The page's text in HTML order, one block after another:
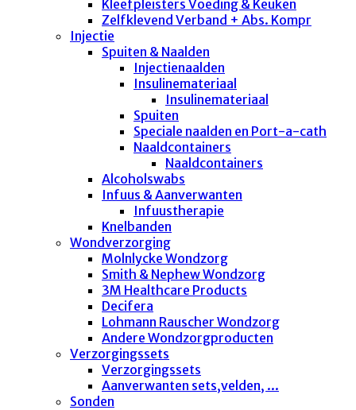
Kleefpleisters Voeding & Keuken
Zelfklevend Verband + Abs. Kompr
Injectie
Spuiten & Naalden
Injectienaalden
Insulinemateriaal
Insulinemateriaal
Spuiten
Speciale naalden en Port-a-cath
Naaldcontainers
Naaldcontainers
Alcoholswabs
Infuus & Aanverwanten
Infuustherapie
Knelbanden
Wondverzorging
Molnlycke Wondzorg
Smith & Nephew Wondzorg
3M Healthcare Products
Decifera
Lohmann Rauscher Wondzorg
Andere Wondzorgproducten
Verzorgingssets
Verzorgingssets
Aanverwanten sets,velden, ...
Sonden